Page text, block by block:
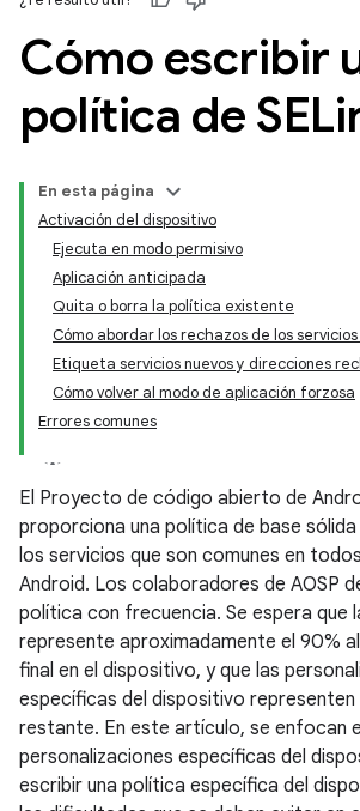
Cómo escribir
política de
En esta página
Activación del dispositivo
Ejecuta en modo permisivo
Aplicación anticipada
Quita o borra la política existente
Cómo abordar los rechazos de los
Etiqueta servicios nuevos y direcciones
Cómo volver al modo de aplicación forzosa
Errores comunes
El Proyecto de código abierto de
proporciona una política de base
los servicios que son comunes en
Android. Los colaboradores de AOSP
política con frecuencia. Se espera que
represente aproximadamente el 90%
final en el dispositivo, y que las
específicas del dispositivo representen
restante. En este artículo, se enfocan
personalizaciones específicas del
escribir una política específica del